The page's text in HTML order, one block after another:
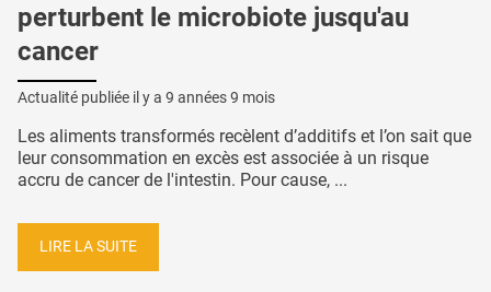
perturbent le microbiote jusqu'au
cancer
Actualité publiée il y a 9 années 9 mois
Les aliments transformés recèlent d’additifs et l’on sait que
leur consommation en excès est associée à un risque
accru de cancer de l'intestin. Pour cause, ...
LIRE LA SUITE